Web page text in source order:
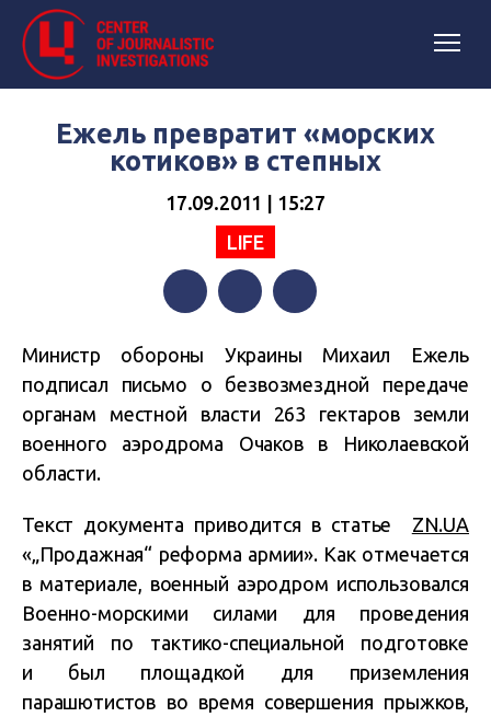
Ежель превратит «морских
котиков» в степных
17.09.2011 | 15:27
LIFE
Министр обороны Украины Михаил Ежель
подписал письмо о безвозмездной передаче
органам местной власти 263 гектаров земли
военного аэродрома Очаков в Николаевской
области.
Текст документа приводится в статье ZN.UA
«„Продажная“ реформа армии». Как отмечается
в материале, военный аэродром использовался
Военно-морскими силами для проведения
занятий по тактико-специальной подготовке
и был площадкой для приземления
парашютистов во время совершения прыжков,